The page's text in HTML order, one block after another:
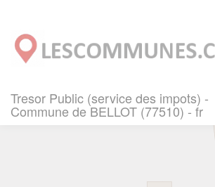
Tresor Public (service des impots) -
Commune de BELLOT (77510) - fr